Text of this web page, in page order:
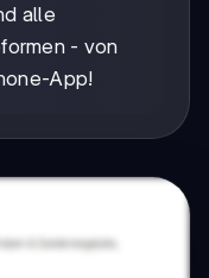
alle
- von
App!